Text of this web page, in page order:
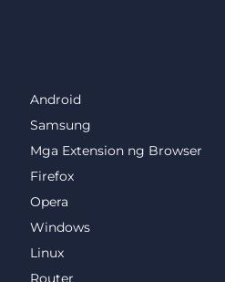
Android
Samsung
Mga Extension ng Browser
Firefox
Opera
Windows
Linux
Router